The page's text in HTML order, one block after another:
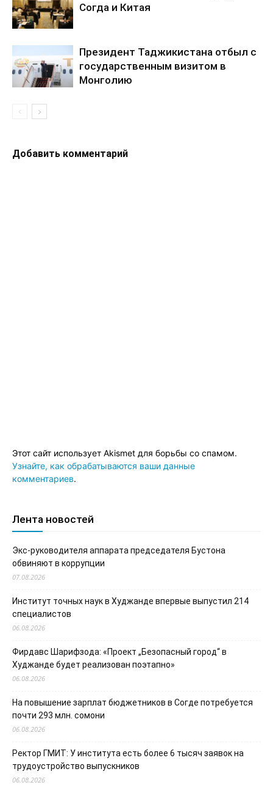
Согда и Китая
Президент Таджикистана отбыл с
государственным визитом в
Монголию
Добавить комментарий
Этот сайт использует Akismet для борьбы со спамом.
Узнайте, как обрабатываются ваши данные
комментариев.
Лента новостей
Экс-руководителя аппарата председателя Бустона
обвиняют в коррупции
07.08.2026
Институт точных наук в Худжанде впервые выпустил 214
специалистов
06.08.2026
Фирдавс Шарифзода: «Проект „Безопасный город“ в
Худжанде будет реализован поэтапно»
06.08.2026
На повышение зарплат бюджетников в Согде потребуется
почти 293 млн. сомони
06.08.2026
Ректор ГМИТ: У института есть более 6 тысяч заявок на
трудоустройство выпускников
06.08.2026